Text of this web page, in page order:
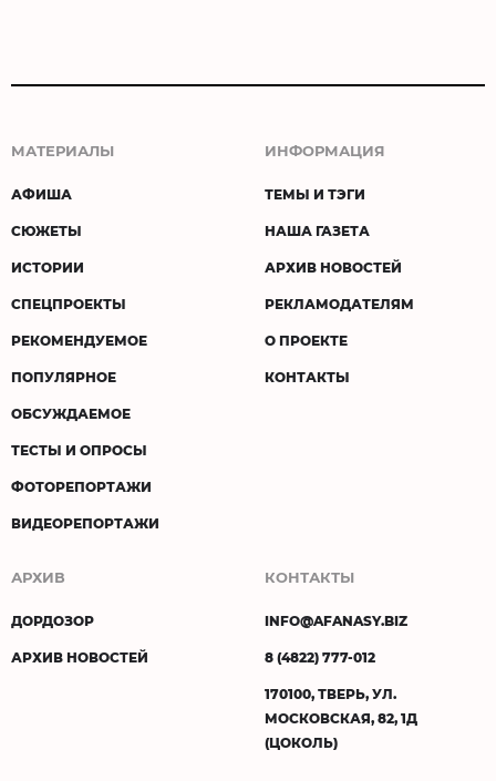
МАТЕРИАЛЫ
АФИША
СЮЖЕТЫ
ИСТОРИИ
СПЕЦПРОЕКТЫ
РЕКОМЕНДУЕМОЕ
ПОПУЛЯРНОЕ
ОБСУЖДАЕМОЕ
ТЕСТЫ И ОПРОСЫ
ФОТОРЕПОРТАЖИ
ВИДЕОРЕПОРТАЖИ
ИНФОРМАЦИЯ
ТЕМЫ И ТЭГИ
НАША ГАЗЕТА
АРХИВ НОВОСТЕЙ
РЕКЛАМОДАТЕЛЯМ
О ПРОЕКТЕ
КОНТАКТЫ
АРХИВ
ДОРДОЗОР
АРХИВ НОВОСТЕЙ
КОНТАКТЫ
INFO@AFANASY.BIZ
8 (4822) 777-012
170100, ТВЕРЬ, УЛ.
МОСКОВСКАЯ, 82, 1Д
(ЦОКОЛЬ)